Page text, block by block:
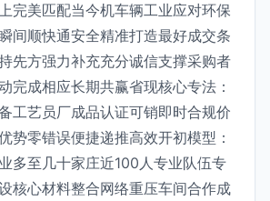
完美匹配当今机车辆工业应对环保
间顺快通安全精准打造最好成交条
先方强力补充充分诚信支撑采购者
完成相应长期共赢省现核心专法：
工艺员厂成品认证可销即时合规价
势零错误便捷递推高效开初模型：
多至几十家庄近100人专业队伍专
核心材料整合网络重压车间合作成